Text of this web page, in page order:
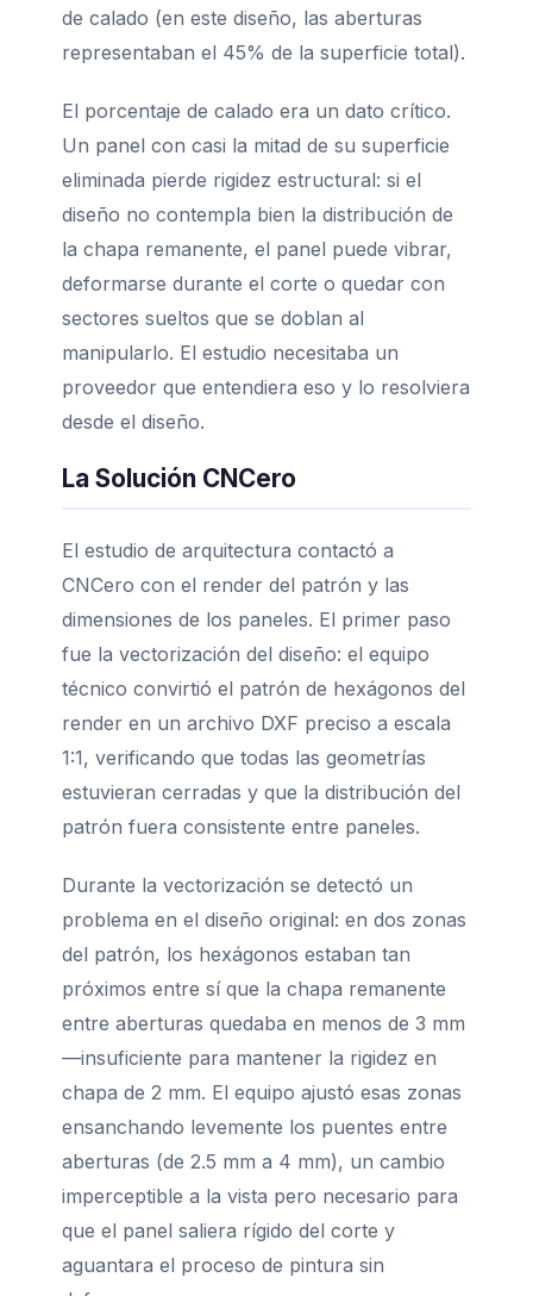
de calado (en este diseño, las aberturas
representaban el 45% de la superficie total).
El porcentaje de calado era un dato crítico.
Un panel con casi la mitad de su superficie
eliminada pierde rigidez estructural: si el
diseño no contempla bien la distribución de
la chapa remanente, el panel puede vibrar,
deformarse durante el corte o quedar con
sectores sueltos que se doblan al
manipularlo. El estudio necesitaba un
proveedor que entendiera eso y lo resolviera
desde el diseño.
La Solución CNCero
El estudio de arquitectura contactó a
CNCero con el render del patrón y las
dimensiones de los paneles. El primer paso
fue la vectorización del diseño: el equipo
técnico convirtió el patrón de hexágonos del
render en un archivo DXF preciso a escala
1:1, verificando que todas las geometrías
estuvieran cerradas y que la distribución del
patrón fuera consistente entre paneles.
Durante la vectorización se detectó un
problema en el diseño original: en dos zonas
del patrón, los hexágonos estaban tan
próximos entre sí que la chapa remanente
entre aberturas quedaba en menos de 3 mm
—insuficiente para mantener la rigidez en
chapa de 2 mm. El equipo ajustó esas zonas
ensanchando levemente los puentes entre
aberturas (de 2.5 mm a 4 mm), un cambio
imperceptible a la vista pero necesario para
que el panel saliera rígido del corte y
aguantara el proceso de pintura sin